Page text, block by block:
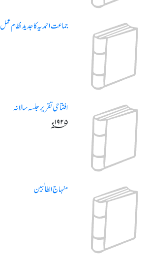
جماعت احمدیہ کا جدید نظام عمل
افتتاحی تقریر جلسہ سالانہ
۱۹۲۵ء؁
منہاج الطالبین